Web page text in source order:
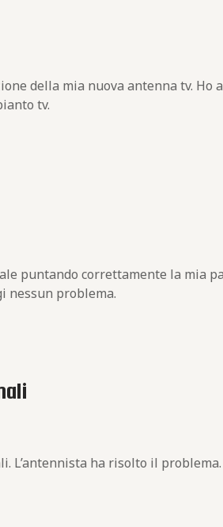
della mia nuova antenna tv.
tv.
puntando correttamente la mia
nessun problema.
L’antennista ha risolto il